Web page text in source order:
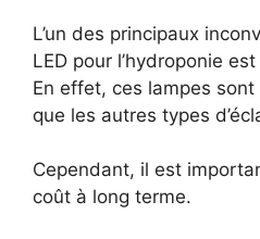
L’un des principaux
LED pour l’hydroponie
En effet, ces lampes sont
que les autres types
Cependant, il est
coût à long terme.